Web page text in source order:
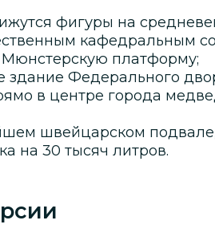
фигуры на
кафедральным
платформу;
здание Федерального
в центре города
швейцарском
на 30 тысяч литров.